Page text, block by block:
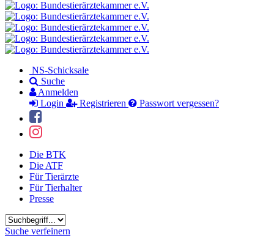
NS-Schicksale
Suche
Anmelden
Login
Registrieren Passwort vergessen?
Die BTK
Die ATF
Für Tierärzte
Für Tierhalter
Presse
Suchbegriff
Suche verfeinern